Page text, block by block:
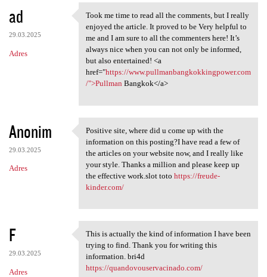
ad
29.03.2025
Adres
Took me time to read all the
Took me time to read all the comments, but I really
enjoyed the article. It proved to be Very helpful to
me and I am sure to all the commenters here! It’s
always nice when you can not only be informed,
but also entertained! <a
href="https://www.pullmanbangkokkingpower.com
/">Pullman Bangkok</a>
Anonim
29.03.2025
Adres
Positive site, where did u
Positive site, where did u come up with the
information on this posting?I have read a few of
the articles on your website now, and I really like
your style. Thanks a million and please keep up
the effective work.slot toto https://freude-
kinder.com/
F
29.03.2025
Adres
This is actually the kind of
This is actually the kind of information I have been
trying to find. Thank you for writing this
information. bri4d
https://quandovouservacinado.com/